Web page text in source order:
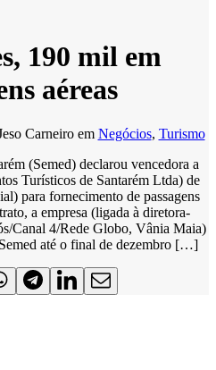
190 mil em
aéreas
Carneiro em Negócios, Turismo
(Semed) declarou vencedora a
Turísticos de Santarém Ltda) de
para fornecimento de passagens
a empresa (ligada à diretora-
Canal 4/Rede Globo, Vânia Maia)
até o final de dezembro […]